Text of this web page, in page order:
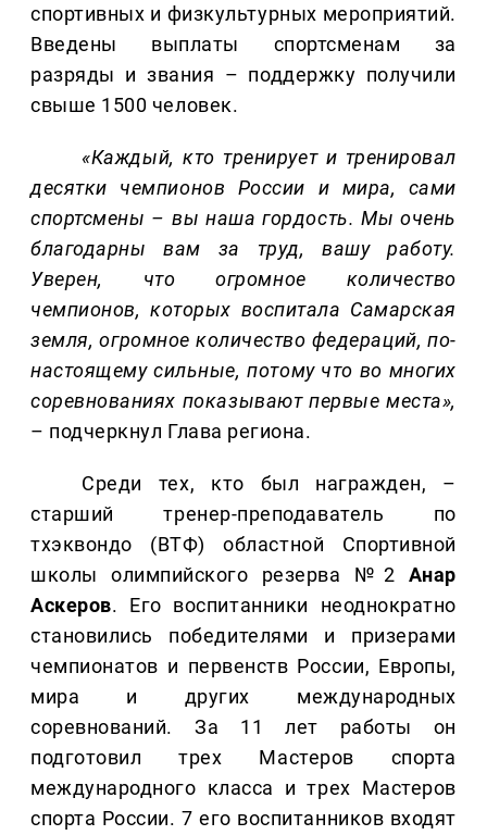
спортивных и физкультурных мероприятий.
Введены выплаты спортсменам за
разряды и звания – поддержку получили
свыше 1500 человек.
«Каждый, кто тренирует и тренировал
десятки чемпионов России и мира, сами
спортсмены – вы наша гордость. Мы очень
благодарны вам за труд, вашу работу.
Уверен, что огромное количество
чемпионов, которых воспитала Самарская
земля, огромное количество федераций, по-
настоящему сильные, потому что во многих
соревнованиях показывают первые места»,
– подчеркнул Глава региона.
Среди тех, кто был награжден, –
старший тренер-преподаватель по
тхэквондо (ВТФ) областной Спортивной
школы олимпийского резерва №2 Анар
Аскеров. Его воспитанники неоднократно
становились победителями и призерами
чемпионатов и первенств России, Европы,
мира и других международных
соревнований. За 11 лет работы он
подготовил трех Мастеров спорта
международного класса и трех Мастеров
спорта России. 7 его воспитанников входят